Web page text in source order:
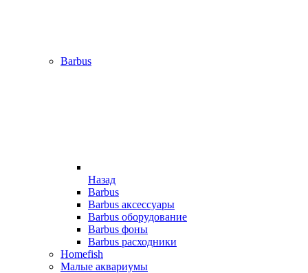
Barbus
Назад
Barbus
Barbus аксессуары
Barbus оборудование
Barbus фоны
Barbus расходники
Homefish
Малые аквариумы